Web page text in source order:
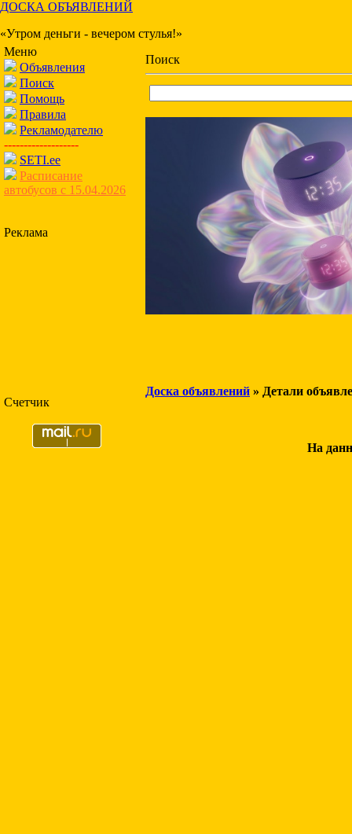
ДОСКА ОБЪЯВЛЕНИЙ
«Утром деньги - вечером стулья!»
Меню
Объявления
Поиск
Помощь
Правила
Рекламодателю
-------------------
SETI.ee
Расписание
автобусов с 15.04.2026
Реклама
Счетчик
Поиск
Доска объявлений » Детали
На